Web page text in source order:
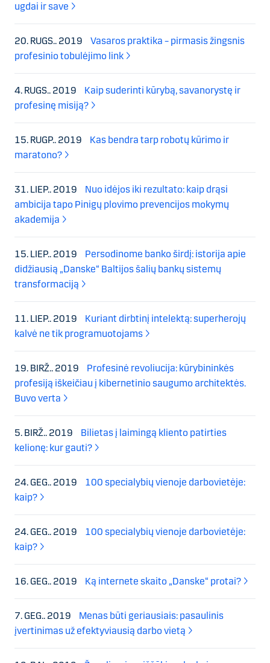
ugdai ir save
20. RUGS.. 2019
Vasaros praktika – pirmasis žingsnis
profesinio tobulėjimo link
4. RUGS.. 2019
Kaip suderinti kūrybą, savanorystę ir
profesinę misiją?
15. RUGP.. 2019
Kas bendra tarp robotų kūrimo ir
maratono?
31. LIEP.. 2019
Nuo idėjos iki rezultato: kaip drąsi
ambicija tapo Pinigų plovimo prevencijos mokymų
akademija
15. LIEP.. 2019
Persodinome banko širdį: istorija apie
didžiausią „Danske“ Baltijos šalių bankų sistemų
transformaciją
11. LIEP.. 2019
Kuriant dirbtinį intelektą: superherojų
kalvė ne tik programuotojams
19. BIRŽ.. 2019
Profesinė revoliucija: kūrybininkės
profesiją iškeičiau į kibernetinio saugumo architektės.
Buvo verta
5. BIRŽ.. 2019
Bilietas į laimingą kliento patirties
kelionę: kur gauti?
24. GEG.. 2019
100 specialybių vienoje darbovietėje:
kaip?
24. GEG.. 2019
100 specialybių vienoje darbovietėje:
kaip?
16. GEG.. 2019 Ką internete skaito „Danske“ protai?
7. GEG.. 2019
Menas būti geriausiais: pasaulinis
įvertinimas už efektyviausią darbo vietą